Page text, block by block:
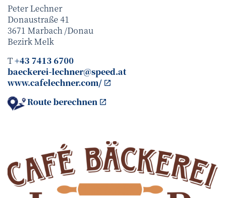
Peter Lechner
Donaustraße 41
3671 Marbach /Donau
BezirkMelk
T+43 7413 6700
baeckerei-lechner@speed.at
www.cafelechner.com/
Route berechnen